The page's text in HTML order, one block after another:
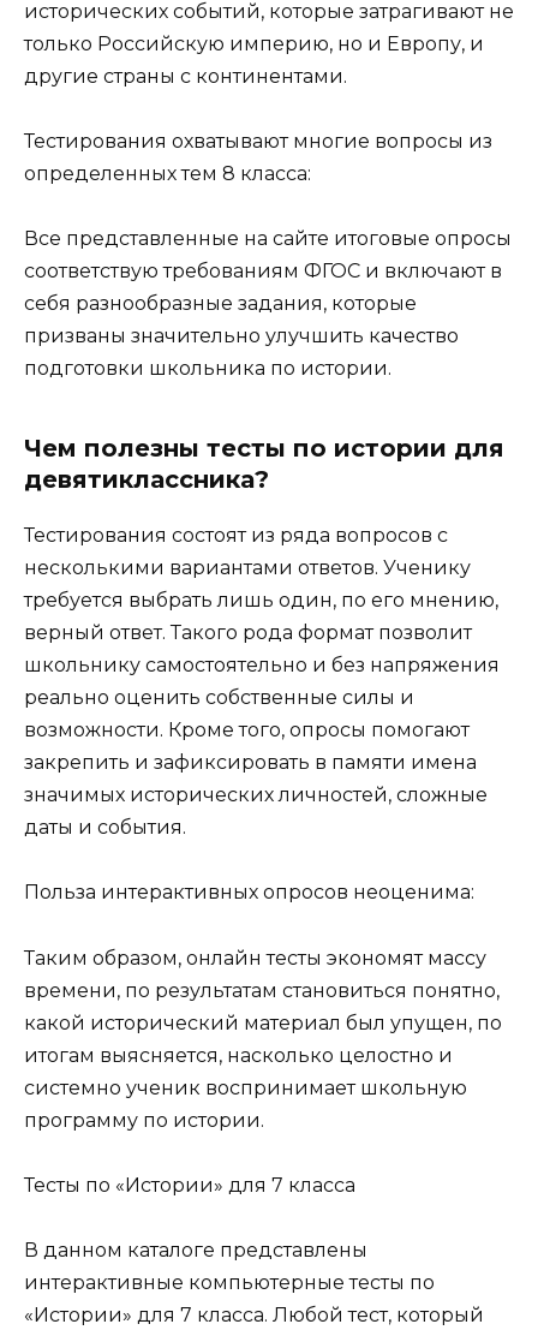
исторических событий, которые затрагивают не
только Российскую империю, но и Европу, и
другие страны с континентами.
Тестирования охватывают многие вопросы из
определенных тем 8 класса:
Все представленные на сайте итоговые опросы
соответствую требованиям ФГОС и включают в
себя разнообразные задания, которые
призваны значительно улучшить качество
подготовки школьника по истории.
Чем полезны тесты по истории для
девятиклассника?
Тестирования состоят из ряда вопросов с
несколькими вариантами ответов. Ученику
требуется выбрать лишь один, по его мнению,
верный ответ. Такого рода формат позволит
школьнику самостоятельно и без напряжения
реально оценить собственные силы и
возможности. Кроме того, опросы помогают
закрепить и зафиксировать в памяти имена
значимых исторических личностей, сложные
даты и события.
Польза интерактивных опросов неоценима:
Таким образом, онлайн тесты экономят массу
времени, по результатам становиться понятно,
какой исторический материал был упущен, по
итогам выясняется, насколько целостно и
системно ученик воспринимает школьную
программу по истории.
Тесты по «Истории» для 7 класса
В данном каталоге представлены
интерактивные компьютерные тесты по
«Истории» для 7 класса. Любой тест, который